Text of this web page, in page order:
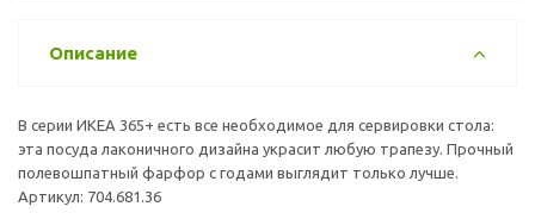
Описание
В серии ИКЕА 365+ есть все необходимое для сервировки стола:
эта посуда лаконичного дизайна украсит любую трапезу. Прочный
полевошпатный фарфор с годами выглядит только лучше.
Артикул: 704.681.36